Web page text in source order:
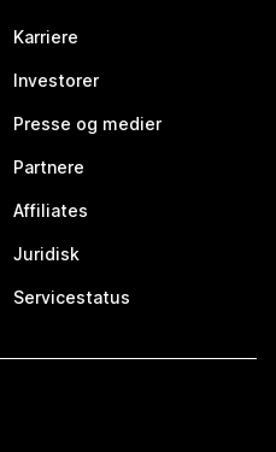
Karriere
Investorer
Presse og medier
Partnere
Affiliates
Juridisk
Servicestatus